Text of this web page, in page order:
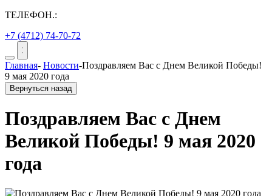
ТЕЛЕФОН.:
+7 (4712) 74-70-72
Главная- Новости-Поздравляем Вас с Днем Великой Победы!
9 мая 2020 года
Вернуться назад
Поздравляем Вас с Днем
Великой Победы! 9 мая 2020
года